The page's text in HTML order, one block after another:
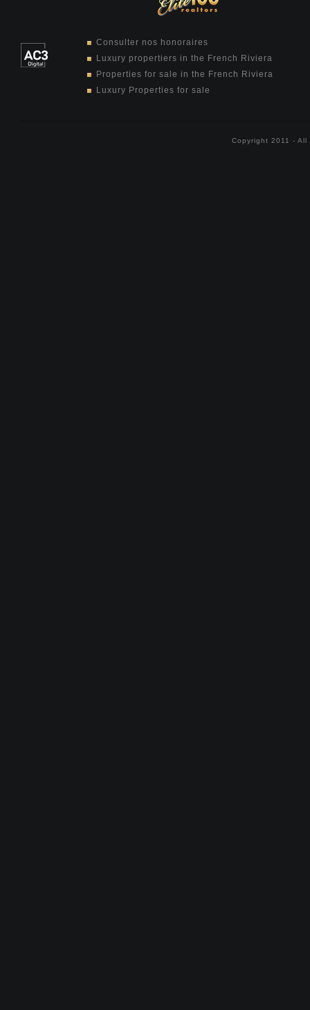
Consulter nos honoraires
Luxury propertiers in the French Riviera
Properties for sale in the French Riviera
Luxury Properties for sale
Copyright 2011 -